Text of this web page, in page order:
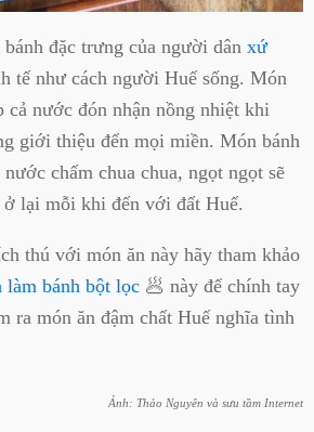
đặc trưng của người dân xứ
tế như cách người Huế sống. Món
cả nước đón nhận nồng nhiệt khi
giới thiệu đến mọi miền. Món bánh
chấm chua chua, ngọt ngọt sẽ
lại mỗi khi đến với đất Huế.
thú với món ăn này hãy tham khảo
làm bánh bột lọc 🥟 này để chính tay
ra món ăn đậm chất Huế nghĩa tình
Ảnh: Thảo Nguyên và sưu tầm Internet